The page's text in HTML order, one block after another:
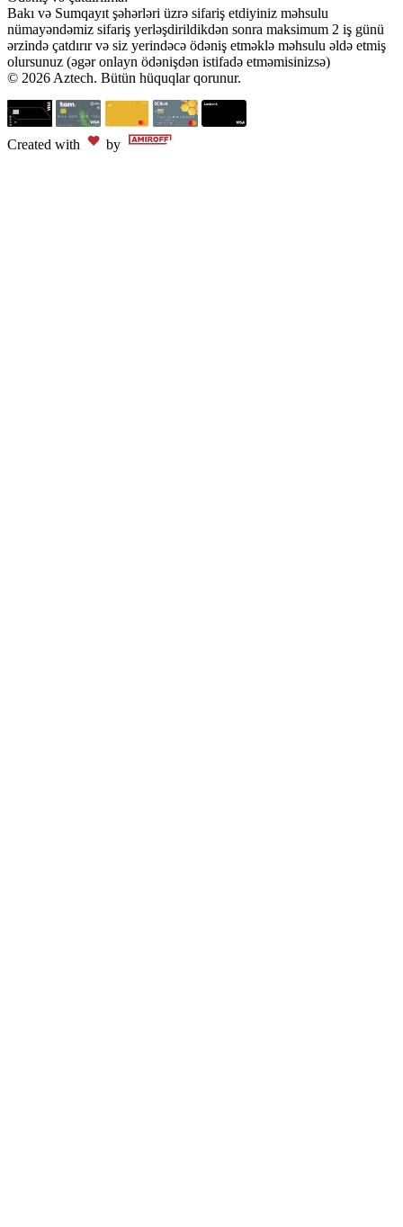
Bakı və Sumqayıt şəhərləri üzrə sifariş etdiyiniz məhsulu
nümayəndəmiz sifariş yerləşdirildikdən sonra maksimum 2 iş günü
ərzində çatdırır və siz yerindəcə ödəniş etməklə məhsulu əldə etmiş
olursunuz (əgər onlayn ödənişdən istifadə etməmisinizsə)
© 2026 Aztech. Bütün hüquqlar qorunur.
Created with by